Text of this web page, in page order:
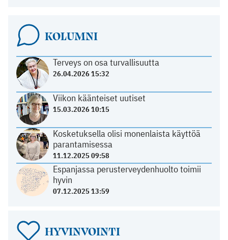
KOLUMNI
Terveys on osa turvallisuutta
26.04.2026 15:32
Viikon käänteiset uutiset
15.03.2026 10:15
Kosketuksella olisi monenlaista käyttöä
parantamisessa
11.12.2025 09:58
Espanjassa perusterveydenhuolto toimii
hyvin
07.12.2025 13:59
HYVINVOINTI